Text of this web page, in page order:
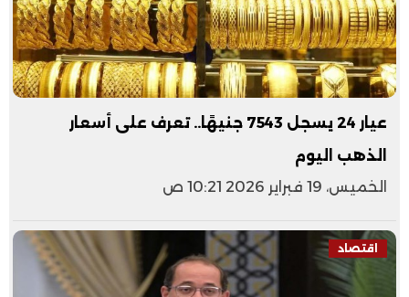
عيار 24 يسجل 7543 جنيهًا.. تعرف على أسعار
الذهب اليوم
الخميس، 19 فبراير 2026 10:21 ص
اقتصاد